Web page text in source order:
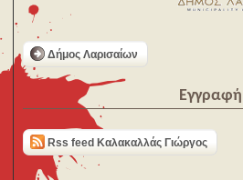
Δήμος Λαρισαίων
Εγγραφή
Rss feed Καλακαλλάς Γιώργος